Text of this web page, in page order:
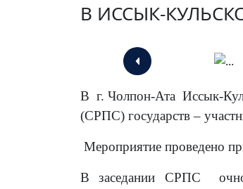
В ИССЫК-
В г. Чолпон-Ата Иссык-
(СРПС) государств –
Мероприятие проведено
В заседании СРПС